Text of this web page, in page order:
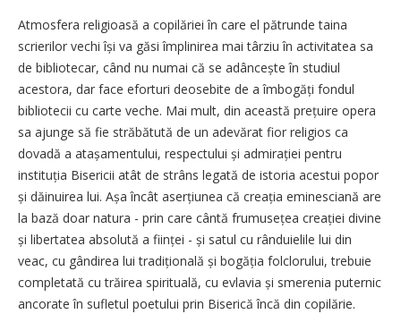
Atmosfera religioasă a copilăriei în care el pătrunde taina
scrierilor vechi își va găsi împlinirea mai târziu în activitatea sa
de bibliotecar, când nu numai că se adâncește în studiul
acestora, dar face eforturi deosebite de a îmbogăți fondul
bibliotecii cu carte veche. Mai mult, din această prețuire opera
sa ajunge să fie străbătută de un adevărat fior religios ca
dovadă a atașa­mentului, respectului și admirației pentru
instituția Bisericii atât de strâns legată de istoria acestui popor
și dăinuirea lui. Așa încât aser­țiunea că creația eminesciană are
la bază doar natura - prin care cântă frumusețea creației divine
și libertatea absolută a ființei - și satul cu rânduielile lui din
veac, cu gândirea lui tradițională și bogăția folclorului, trebuie
completată cu trăirea spirituală, cu evlavia și smerenia puternic
ancorate în sufletul poetului prin Biserică încă din copilărie.